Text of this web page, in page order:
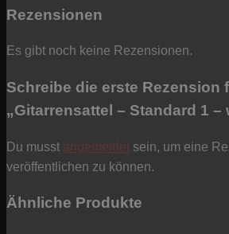
Rezensionen
Es gibt noch keine Rezensionen.
Schreibe die erste Rezension
„Gitarrensattel – Standard 1 –
Du musst angemeldet sein, um eine
veröffentlichen zu können.
Ähnliche Produkte